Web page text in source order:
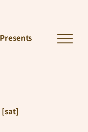
Presents
[sat]